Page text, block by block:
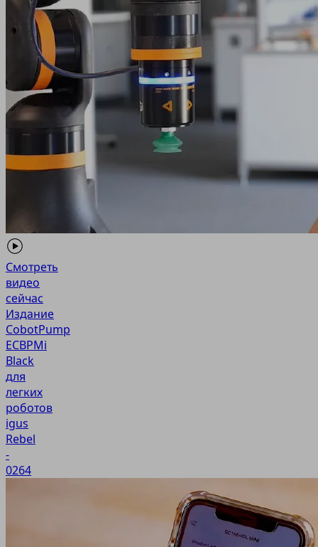
Смотреть
видео
сейчас
Издание
CobotPump
ECBPMi
Black
для
легких
роботов
igus
Rebel
-
0264